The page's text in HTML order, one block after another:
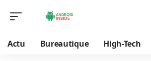
Actu Bureautique High-Tech